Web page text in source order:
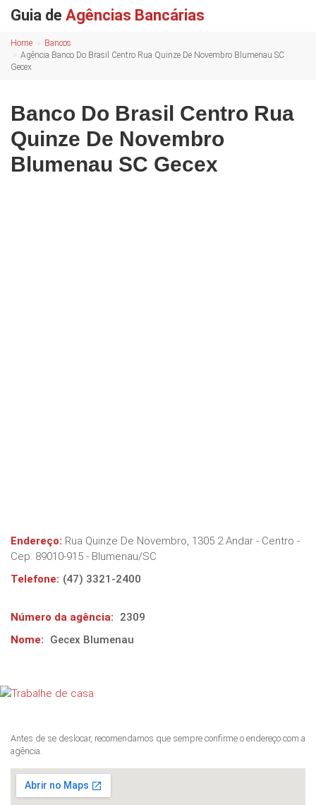
Guia de Agências Bancárias
Home
Bancos
Agência Banco Do Brasil Centro Rua Quinze De Novembro Blumenau SC
Gecex
Banco Do Brasil Centro Rua
Quinze De Novembro
Blumenau SC Gecex
Endereço: Rua Quinze De Novembro, 1305 2 Andar - Centro -
Cep: 89010-915 - Blumenau/SC
Telefone: (47) 3321-2400
Número da agência:
2309
Nome:
Gecex Blumenau
Antes de se deslocar, recomendamos que sempre confirme o endereço com a
agência.